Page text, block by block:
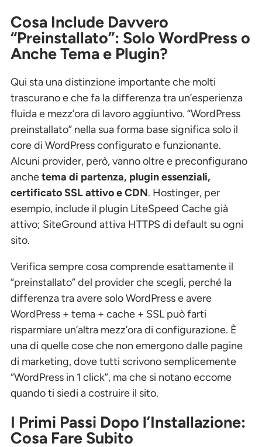
Cosa Include Davvero
“Preinstallato”: Solo WordPress o
Anche Tema e Plugin?
Qui sta una distinzione importante che molti
trascurano e che fa la differenza tra un’esperienza
fluida e mezz’ora di lavoro aggiuntivo. “WordPress
preinstallato” nella sua forma base significa solo il
core di WordPress configurato e funzionante.
Alcuni provider, però, vanno oltre e preconfigurano
anchetema di partenza, plugin essenziali,
certificato SSL attivo e CDN. Hostinger, per
esempio, include il plugin LiteSpeed Cache già
attivo; SiteGround attiva HTTPS di default su ogni
sito.
Verifica sempre cosa comprende esattamente il
“preinstallato” del provider che scegli, perché la
differenza tra avere solo WordPress e avere
WordPress + tema + cache + SSL può farti
risparmiare un’altra mezz’ora di configurazione. È
una di quelle cose che non emergono dalle pagine
di marketing, dove tutti scrivono semplicemente
“WordPress in 1 click”, ma che si notano eccome
quando ti siedi a costruire il sito.
I Primi Passi Dopo l’Installazione:
Cosa Fare Subito